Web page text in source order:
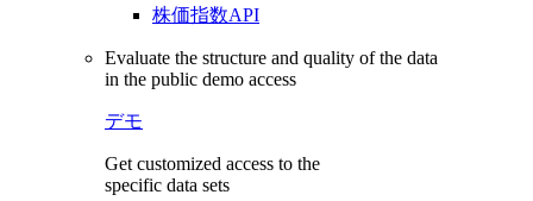
株価指数API
Evaluate the structure and quality of the data
in the public demo access
デモ
Get customized access to the
specific data sets